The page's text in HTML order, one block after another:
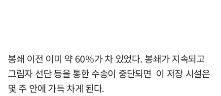
봉쇄 이전 이미 약 60%가 차 있었다. 봉쇄가 지속되고
그림자 선단 등을 통한 수송이 중단되면 이 저장 시설은
몇 주 안에 가득 차게 된다.